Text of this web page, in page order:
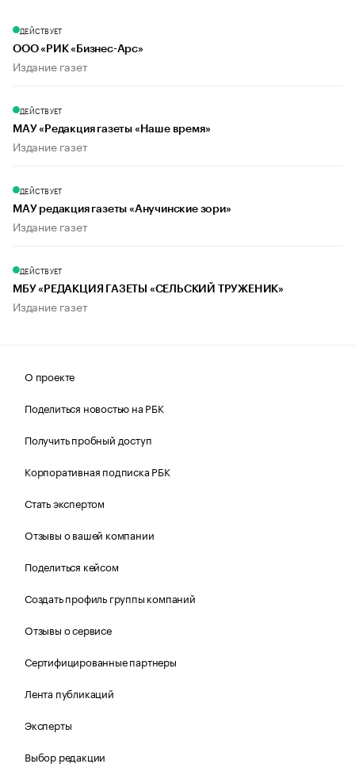
ДЕЙСТВУЕТ
ООО «РИК «Бизнес-Арс»
Издание газет
ДЕЙСТВУЕТ
МАУ «Редакция газеты «Наше время»
Издание газет
ДЕЙСТВУЕТ
МАУ редакция газеты «Анучинские зори»
Издание газет
ДЕЙСТВУЕТ
МБУ «РЕДАКЦИЯ ГАЗЕТЫ «СЕЛЬСКИЙ ТРУЖЕНИК»
Издание газет
О проекте
Поделиться новостью на РБК
Получить пробный доступ
Корпоративная подписка РБК
Стать экспертом
Отзывы о вашей компании
Поделиться кейсом
Создать профиль группы компаний
Отзывы о сервисе
Сертифицированные партнеры
Лента публикаций
Эксперты
Выбор редакции